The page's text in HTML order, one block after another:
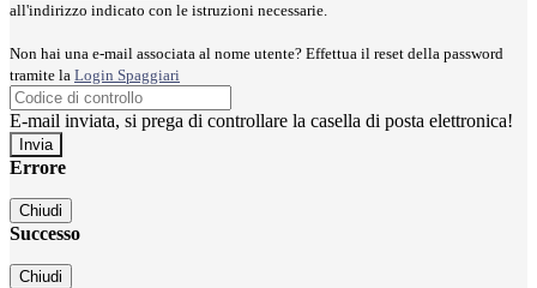
all'indirizzo indicato con le istruzioni necessarie.
Non hai una e-mail associata al nome utente? Effettua il reset della password
tramite la Login Spaggiari
E-mail inviata, si prega di controllare la casella di posta elettronica!
Errore
Chiudi
Successo
Chiudi